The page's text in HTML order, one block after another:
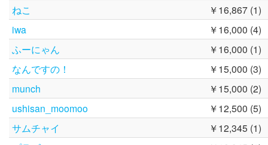
ねこ
￥16,867 (1)
iwa
￥16,000 (4)
ふーにゃん
￥16,000 (1)
なんですの！
￥15,000 (3)
munch
￥15,000 (2)
ushisan_moomoo
￥12,500 (5)
サムチャイ
￥12,345 (1)